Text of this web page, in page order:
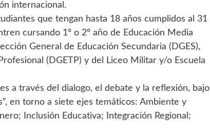
internacional.
que tengan hasta 18 años cumplidos al 31
cursando 1º o 2º año de Educación Media
General de Educación Secundaria (DGES),
(DGETP) y del Liceo Militar y/o Escuela
a través del dialogo, el debate y la reflexión, bajo
en torno a siete ejes temáticos: Ambiente y
Inclusión Educativa; Integración Regional;